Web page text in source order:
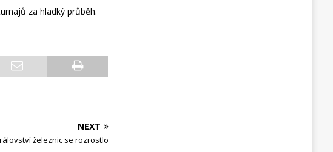
za hladký průběh.
NEXT
železnic se rozrostlo